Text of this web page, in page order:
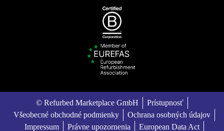
© Refurbed Marketplace GmbH
Prístupnosť
Všeobecné obchodné podmienky
Ochrana osobných údajov
Impressum
Právne upozornenia European Data Act